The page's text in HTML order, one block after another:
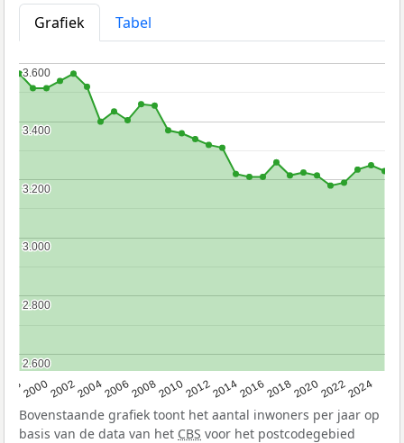
Grafiek
Tabel
2000200220042006200820102012201420162018202020222024
2.600
2.600
2.800
2.800
3.000
3.000
3.200
3.200
3.400
3.400
3.600
3.600
Bovenstaande grafiek toont het aantal inwoners per jaar op
basis van de data van het CBS voor het postcodegebied